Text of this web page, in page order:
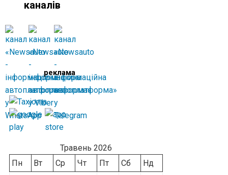
каналів
реклама
Травень 2026
Пн
Вт Ср Чт Пт Сб Нд